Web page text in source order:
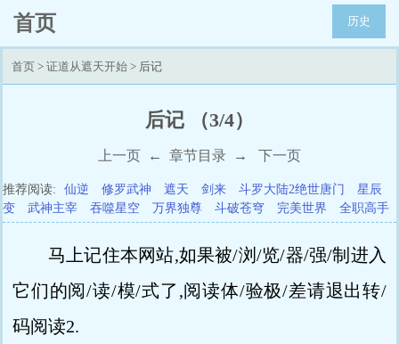
首页 历史
首页 > 证道从遮天开始 > 后记
后记 （3/4）
上一页 ← 章节目录 → 下一页
推荐阅读: 仙逆 修罗武神 遮天 剑来 斗罗大陆2绝世唐门
星辰
变
武神主宰 吞噬星空 万界独尊 斗破苍穹 完美世界 全职高手
马上记住本网站,如果被/浏/览/器/强/制进入
它们的阅/读/模/式了,阅读体/验极/差请退出转/
码阅读2.